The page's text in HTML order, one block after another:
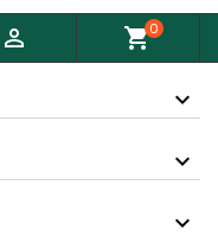
 shopping_cart0